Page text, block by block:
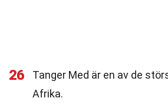
26
Tanger Med är en av de
Afrika.